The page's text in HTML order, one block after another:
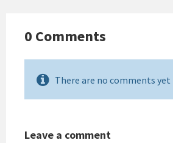
0 Comments
There are no comments yet
Leave a comment